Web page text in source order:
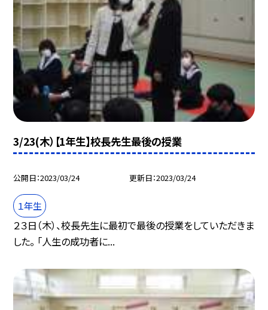
3/23(木）【1年生】校長先生最後の授業
公開日 2023/03/24 更新日 2023/03/24
１年生
２３日（木）、校長先生に最初で最後の授業をしていただきま
した。 「人生の成功者に...